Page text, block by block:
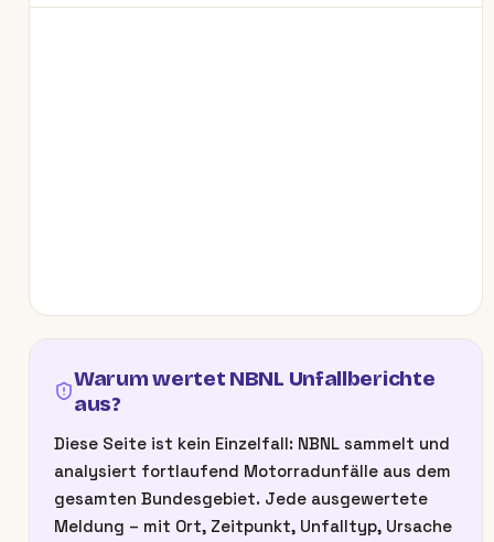
Warum wertet NBNL Unfallberichte
aus?
Diese Seite ist kein Einzelfall: NBNL sammelt und
analysiert fortlaufend Motorradunfälle aus dem
gesamten Bundesgebiet. Jede ausgewertete
Meldung – mit Ort, Zeitpunkt, Unfalltyp, Ursache